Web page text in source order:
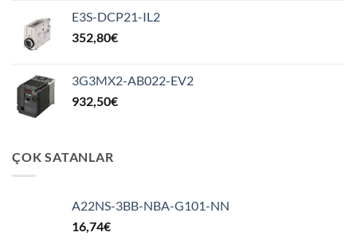
E3S-DCP21-IL2
352,80€
3G3MX2-AB022-EV2
932,50€
ÇOK SATANLAR
A22NS-3BB-NBA-G101-NN
16,74€